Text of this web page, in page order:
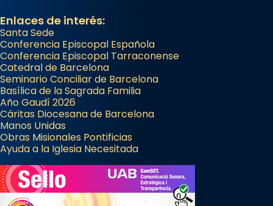
Enlaces de interés:
Santa Sede
Conferencia Episcopal Española
Conferencia Episcopal Tarraconense
Catedral de Barcelona
Seminario Conciliar de Barcelona
Basílica de la Sagrada Familia
Año Gaudí 2026
Cáritas Diocesana de Barcelona
Manos Unidas
Obras Misionales Pontificias
Ayuda a la Iglesia Necesitada